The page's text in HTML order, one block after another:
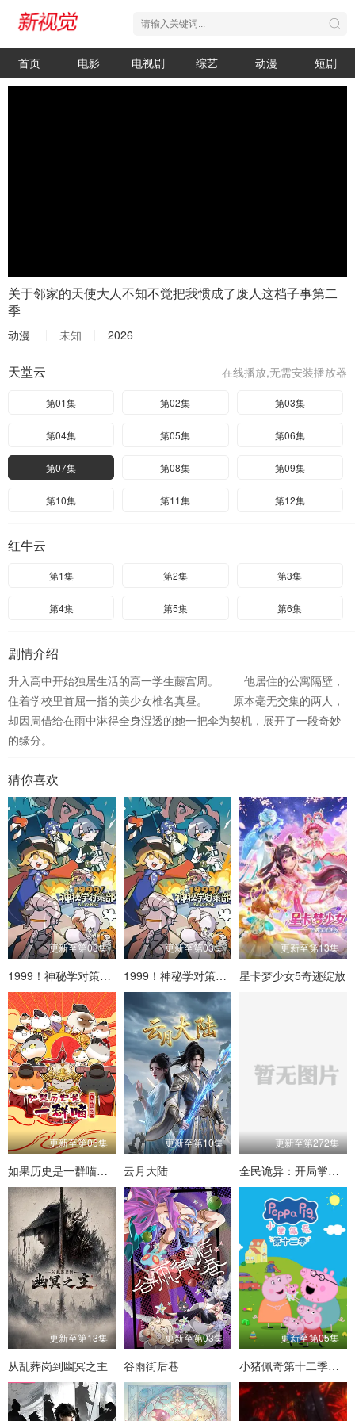
首页 电影 电视剧 综艺 动漫 短剧
关于邻家的天使大人不知不觉把我惯成了废人这档子事第二
季
动漫 未知 2026
在线播放,无需安装播放器
天堂云
第01集 第02集 第03集
第04集 第05集 第06集
第07集 第08集 第09集
第10集 第11集 第12集
红牛云
第1集 第2集 第3集
第4集 第5集 第6集
剧情介绍
升入高中开始独居生活的高一学生藤宫周。 他居住的公寓隔壁，
住着学校里首屈一指的美少女椎名真昼。 原本毫无交集的两人，
却因周借给在雨中淋得全身湿透的她一把伞为契机，展开了一段奇妙
的缘分。
猜你喜欢
更新至第03集
1999！神秘学对策部国语
更新至第03集
1999！神秘学对策部英语
更新至第13集
星卡梦少女5奇迹绽放
更新至第06集
如果历史是一群喵第十三季
更新至第10集
云月大陆
更新至第272集
全民诡异：开局掌握零元购动态漫
更新至第13集
从乱葬岗到幽冥之主
更新至第03集
谷雨街后巷
更新至第05集
小猪佩奇第十二季国语